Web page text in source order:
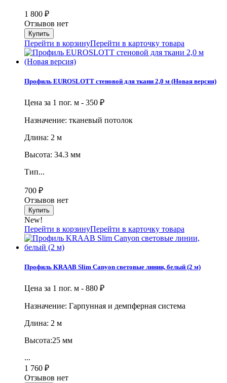
1 800 ₽
Отзывов нет
Перейти в корзинуПерейти в карточку товара
Профиль EUROSLOTT стеновой для ткани 2,0 м (Новая версия)
Цена за 1 пог. м - 350 ₽
Назначение: тканевый потолок
Длина: 2 м
Высота: 34.3 мм
Тип...
700 ₽
Отзывов нет
New!
Перейти в корзинуПерейти в карточку товара
Профиль KRAAB Slim Canyon световые линии, белый (2 м)
Цена за 1 пог. м - 880 ₽
Назначение: Гарпунная и демпферная система
Длина: 2 м
Высота:25 мм
...
1 760 ₽
Отзывов нет